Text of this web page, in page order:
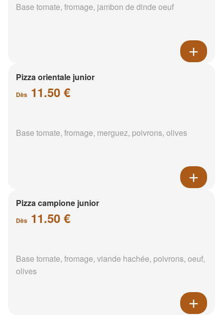
Base tomate, fromage, jambon de dinde oeuf
Pizza orientale junior
Dès 11.50 €
Base tomate, fromage, merguez, poivrons, olives
Pizza campione junior
Dès 11.50 €
Base tomate, fromage, viande hachée, poivrons, oeuf,
olives